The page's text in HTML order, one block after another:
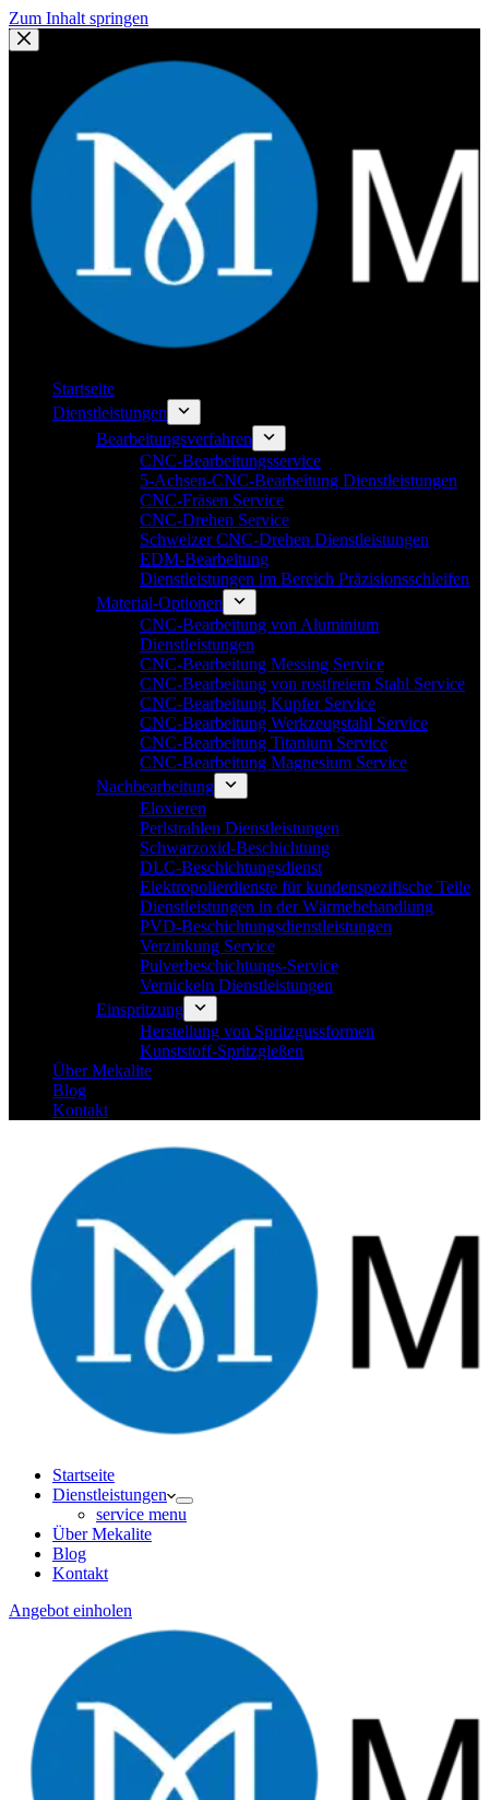
Zum Inhalt springen
Startseite
Dienstleistungen
Bearbeitungsverfahren
CNC-Bearbeitungsservice
5-Achsen-CNC-Bearbeitung Dienstleistungen
CNC-Fräsen Service
CNC-Drehen Service
Schweizer CNC-Drehen Dienstleistungen
EDM-Bearbeitung
Dienstleistungen im Bereich Präzisionsschleifen
Material-Optionen
CNC-Bearbeitung von Aluminium
Dienstleistungen
CNC-Bearbeitung Messing Service
CNC-Bearbeitung von rostfreiem Stahl Service
CNC-Bearbeitung Kupfer Service
CNC-Bearbeitung Werkzeugstahl Service
CNC-Bearbeitung Titanium Service
CNC-Bearbeitung Magnesium Service
Nachbearbeitung
Eloxieren
Perlstrahlen Dienstleistungen
Schwarzoxid-Beschichtung
DLC-Beschichtungsdienst
Elektropolierdienste für kundenspezifische Teile
Dienstleistungen in der Wärmebehandlung
PVD-Beschichtungsdienstleistungen
Verzinkung Service
Pulverbeschichtungs-Service
Vernickeln Dienstleistungen
Einspritzung
Herstellung von Spritzgussformen
Kunststoff-Spritzgießen
Über Mekalite
Blog
Kontakt
Startseite
Dienstleistungen
service menu
Über Mekalite
Blog
Kontakt
Angebot einholen